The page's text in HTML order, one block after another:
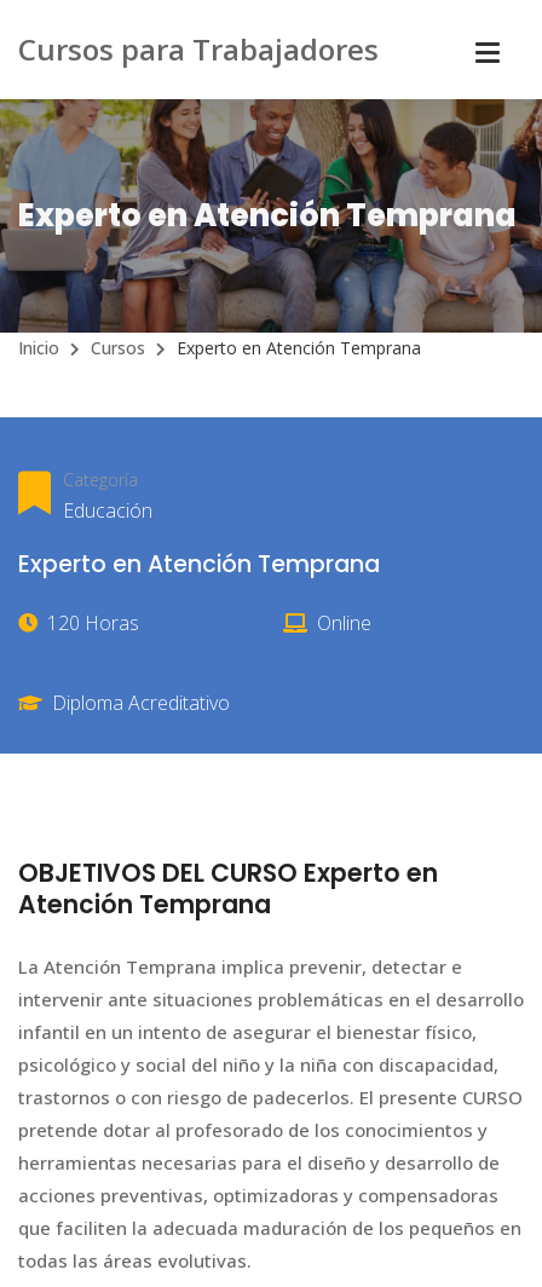
Cursos para Trabajadores
Experto en Atención Temprana
Inicio Cursos Experto en Atención Temprana
Categoría
Educación
Experto en Atención Temprana
120 Horas Online
Diploma Acreditativo
OBJETIVOS DEL CURSO Experto en
Atención Temprana
La Atención Temprana implica prevenir, detectar e
intervenir ante situaciones problemáticas en el desarrollo
infantil en un intento de asegurar el bienestar físico,
psicológico y social del niño y la niña con discapacidad,
trastornos o con riesgo de padecerlos. El presente CURSO
pretende dotar al profesorado de los conocimientos y
herramientas necesarias para el diseño y desarrollo de
acciones preventivas, optimizadoras y compensadoras
que faciliten la adecuada maduración de los pequeños en
todas las áreas evolutivas.